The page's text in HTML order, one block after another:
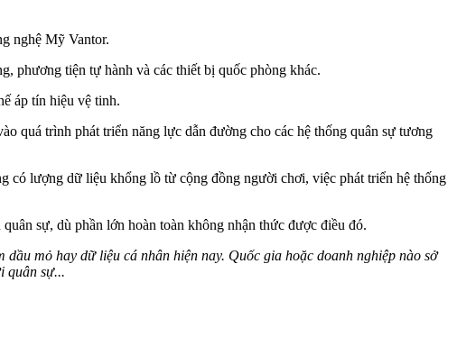
nghệ Mỹ Vantor.
phương tiện tự hành và các thiết bị quốc phòng khác.
áp tín hiệu vệ tinh.
quá trình phát triển năng lực dẫn đường cho các hệ thống quân sự tương
có lượng dữ liệu khổng lồ từ cộng đồng người chơi, việc phát triển hệ thống
sự, dù phần lớn hoàn toàn không nhận thức được điều đó.
mỏ hay dữ liệu cá nhân hiện nay. Quốc gia hoặc doanh nghiệp nào sở
quân sự...